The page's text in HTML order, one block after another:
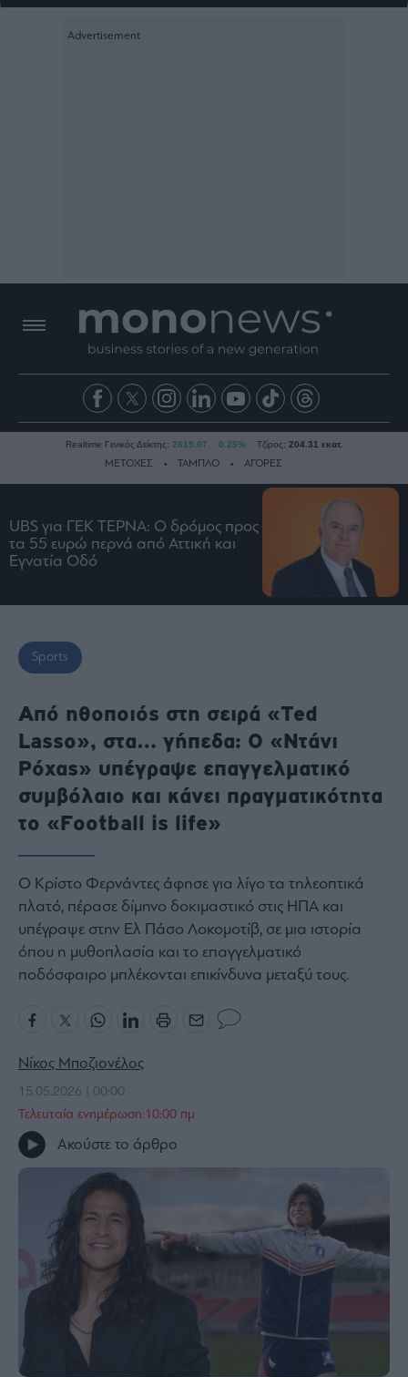
Ειδήσεις
Οικονομία
Ναυτιλία
Real
Ενέργεια
Πολιτική
Πολιτισμός
Κοινωνία
Times
The
Room
My
Media
Winners
&
Losers
θετικά
Rumors
ESG
Today
Mononews2030
Άρθρα
Συνεντεύξεις
Realtime Γενικός Δείκτης: 2615.07 0.25% Τζίρος: 204.31 εκατ.
ΜΕΤΟΧΕΣ ΤΑΜΠΛΟ ΑΓΟΡΕΣ
UBS για ΓΕΚ ΤΕΡΝΑ: Ο δρόμος προς
τα 55 ευρώ περνά από Αττική και
Εγνατία Οδό
Sports
Από ηθοποιός στη σειρά «Ted
Lasso», στα… γήπεδα: Ο «Ντάνι
Ρόχας» υπέγραψε επαγγελματικό
συμβόλαιο και κάνει πραγματικότητα
το «Football is life»
Ο Κρίστο Φερνάντες άφησε για λίγο τα τηλεοπτικά
πλατό, πέρασε δίμηνο δοκιμαστικό στις ΗΠΑ και
υπέγραψε στην Ελ Πάσο Λοκομοτίβ, σε μια ιστορία
όπου η μυθοπλασία και το επαγγελματικό
ποδόσφαιρο μπλέκονται επικίνδυνα μεταξύ τους.
Νίκος Μποζιονέλος
15.05.2026 | 00:00
Τελευταία ενημέρωση:10:00 πμ
Ακούστε το άρθρο